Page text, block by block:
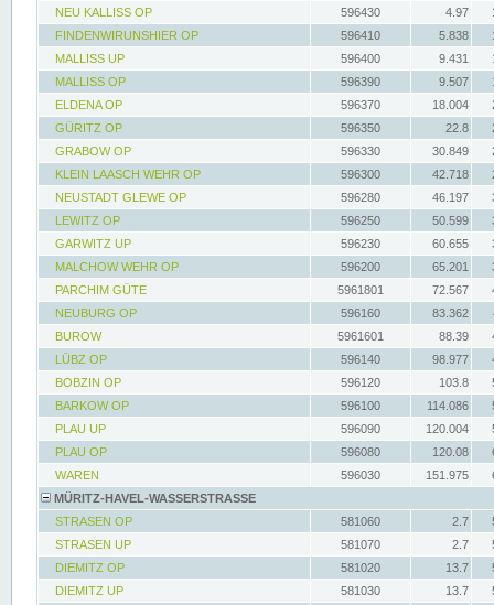
NEU KALLISS OP
596430 4.97
FINDENWIRUNSHIER OP
596410 5.838
MALLISS UP
596400 9.431
MALLISS OP
596390 9.507
ELDENA OP
596370 18.004
GÜRITZ OP
596350 22.8
GRABOW OP
596330 30.849
KLEIN LAASCH WEHR OP
596300 42.718
NEUSTADT GLEWE OP
596280 46.197
LEWITZ OP
596250 50.599
GARWITZ UP
596230 60.655
MALCHOW WEHR OP
596200 65.201
PARCHIM GÜTE
5961801 72.567
NEUBURG OP
596160 83.362
BUROW
5961601 88.39
LÜBZ OP
596140 98.977
BOBZIN OP
596120 103.8
BARKOW OP
596100 114.086
PLAU UP
596090 120.004
PLAU OP
596080 120.08
WAREN
596030 151.975
MÜRITZ-HAVEL-WASSERSTRASSE
STRASEN OP
581060 2.7
STRASEN UP
581070 2.7
DIEMITZ OP
581020 13.7
DIEMITZ UP
581030 13.7